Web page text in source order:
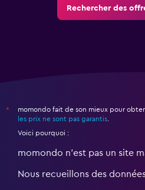
Rechercher des
*
momondo fait de son mieux pour
les prix ne sont pas garantis.
Voici pourquoi :
momondo n'est pas un site
Nous recueillons des